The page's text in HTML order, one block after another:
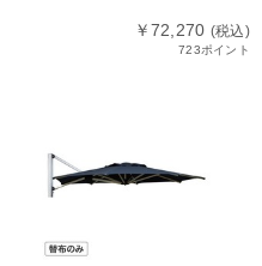
￥72,270 (税込)
723ポイント